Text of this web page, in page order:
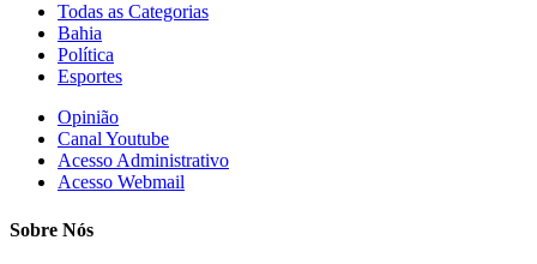
Todas as Categorias
Bahia
Política
Esportes
Opinião
Canal Youtube
Acesso Administrativo
Acesso Webmail
Sobre Nós